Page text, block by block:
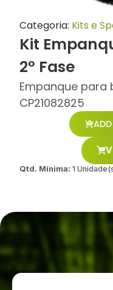
Categoria: Kits e
Kit
2° Fase
Empanque para
CP21082825
Qtd. Mínima: 1